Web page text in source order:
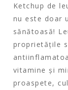
Ketchup de
nu este doar
sănătoasă!
proprietățile
vitamine și
proaspete,